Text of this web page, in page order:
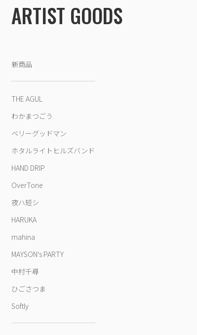
ARTIST GOODS
新商品
THE AGUL
わかまつごう
ベリーグッドマン
ホタルライトヒルズバンド
HAND DRIP
OverTone
夜ハ短シ
HARUKA
mahina
MAYSON's PARTY
中村千尋
ひごさつま
Softly